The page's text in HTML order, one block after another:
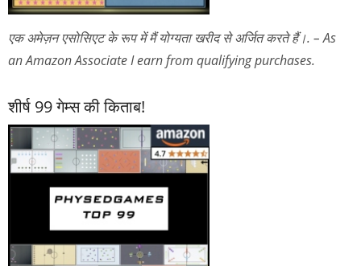
एक अमेज़न एसोसिएट के रूप में मैं योग्यता खरीद से अर्जित करते हैं।. – As
an Amazon Associate I earn from qualifying purchases.
शीर्ष 99 गेम्स की किताब!